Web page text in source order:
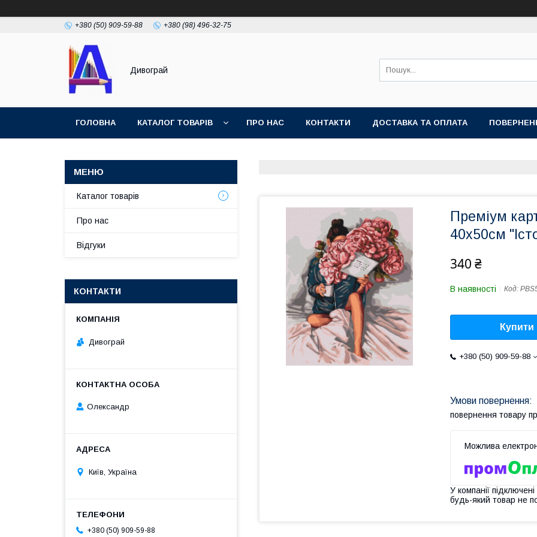
+380 (50) 909-59-88 +380 (98) 496-32-75
Дивограй
ГОЛОВНА КАТАЛОГ ТОВАРІВ ПРО НАС КОНТАКТИ ДОСТАВКА ТА ОПЛАТА
Преміум
40x50см
340 ₴
В наявності Код:
Купити
+380 (50) 909-59-88
повернення товару
У компанії
будь-який товар не
Каталог товарів
Про нас
Відгуки
КОНТАКТИ
Дивограй
Олександр
Київ, Україна
+380 (50) 909-59-88